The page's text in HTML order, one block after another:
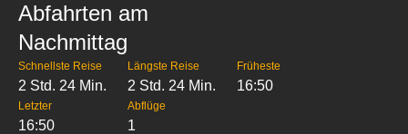
Abfahrten am
Nachmittag
Schnellste Reise
2 Std. 24 Min.
Längste Reise
2 Std. 24 Min.
Früheste
16:50
Letzter
16:50
Abflüge
1